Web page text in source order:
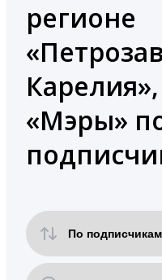
регионе
«Мэры»